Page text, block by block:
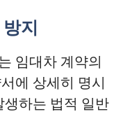
지
임대차 계약의
에 상세히 명시
하는 법적 일반